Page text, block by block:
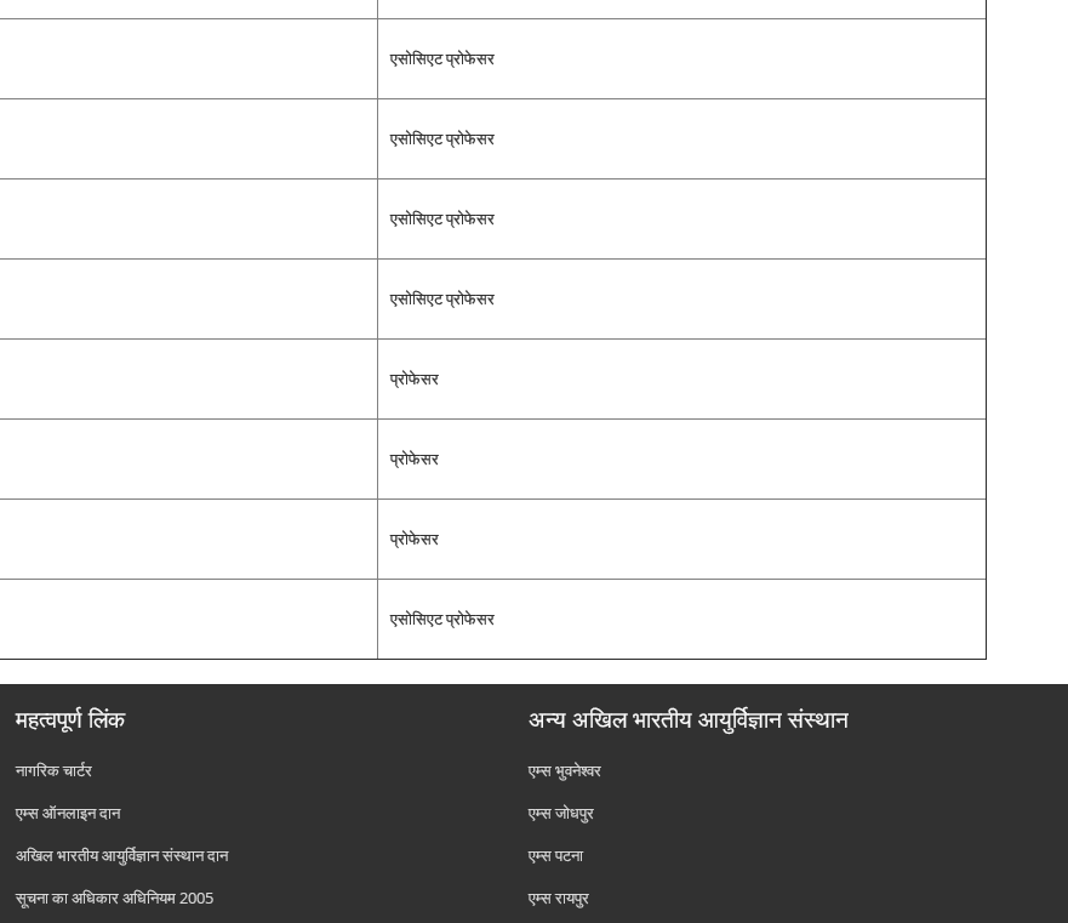
एसोसिएट प्रोफेसर
एसोसिएट प्रोफेसर
एसोसिएट प्रोफेसर
एसोसिएट प्रोफेसर
प्रोफेसर
प्रोफेसर
प्रोफेसर
एसोसिएट प्रोफेसर
महत्वपूर्ण लिंक
नागरिक चार्टर
एम्स ऑनलाइन दान
अखिल भारतीय आयुर्विज्ञान संस्थान दान
सूचना का अधिकार अधिनियम 2005
अन्य अखिल भारतीय आयुर्विज्ञान संस्थान
एम्‍स भुवनेश्वर
एम्‍स जोधपुर
एम्‍स पटना
एम्‍स रायपुर